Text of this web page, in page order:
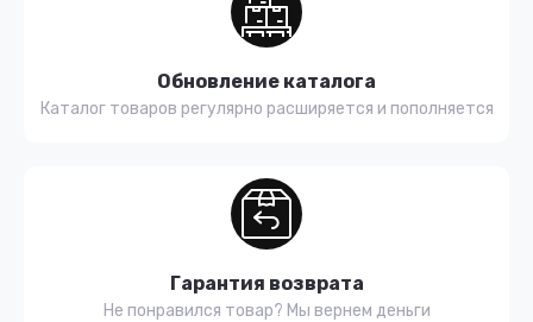
Обновление каталога
Каталог товаров регулярно расширяется и пополняется
Гарантия возврата
Не понравился товар? Мы вернем деньги